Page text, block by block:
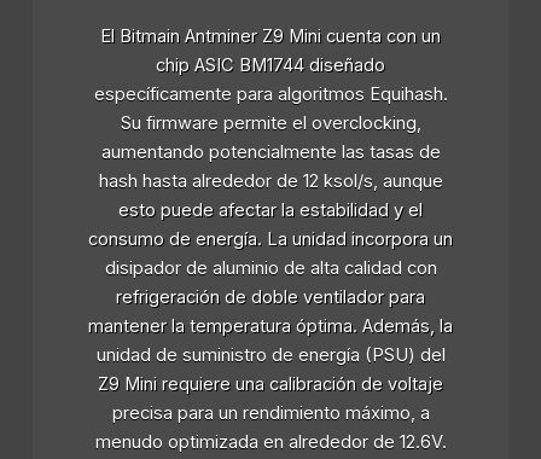
El Bitmain Antminer Z9 Mini cuenta con un
chip ASIC BM1744 diseñado
específicamente para algoritmos Equihash.
Su firmware permite el overclocking,
aumentando potencialmente las tasas de
hash hasta alrededor de 12 ksol/s, aunque
esto puede afectar la estabilidad y el
consumo de energía. La unidad incorpora un
disipador de aluminio de alta calidad con
refrigeración de doble ventilador para
mantener la temperatura óptima. Además, la
unidad de suministro de energía (PSU) del
Z9 Mini requiere una calibración de voltaje
precisa para un rendimiento máximo, a
menudo optimizada en alrededor de 12.6V.